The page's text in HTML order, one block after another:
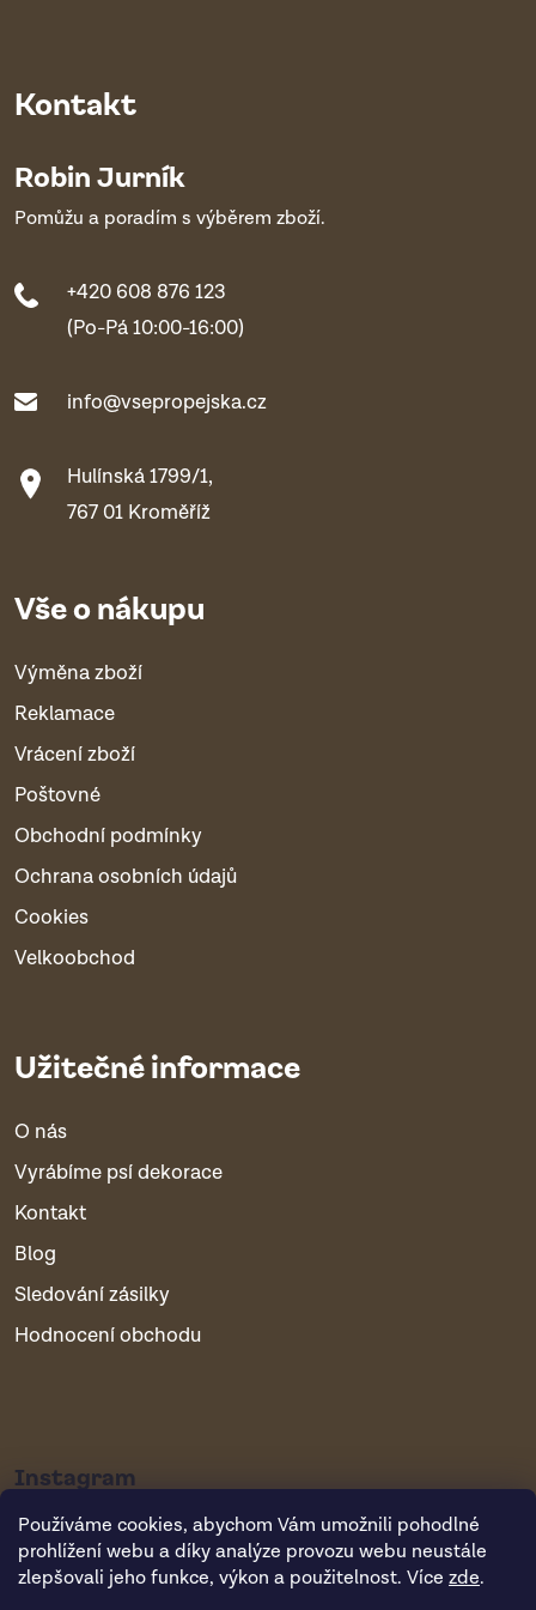
Používáme cookies, abychom Vám umožnili pohodlné
prohlížení webu a díky analýze provozu webu neustále
zlepšovali jeho funkce, výkon a použitelnost. Více zde.
Kontakt
Robin Jurník
Pomůžu a poradím s výběrem zboží.
+420 608 876 123
(Po-Pá 10:00-16:00)
info@vsepropejska.cz
Hulínská 1799/1,
767 01 Kroměříž
Vše o nákupu
Výměna zboží
Reklamace
Vrácení zboží
Poštovné
Obchodní podmínky
Ochrana osobních údajů
Cookies
Velkoobchod
Užitečné informace
O nás
Vyrábíme psí dekorace
Kontakt
Blog
Sledování zásilky
Hodnocení obchodu
Instagram